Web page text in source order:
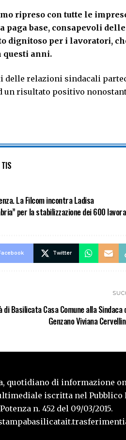
ripreso con tutte le
paga base, consapevoli delle
dignitoso per i lavoratori,
questi anni.
delle relazioni sindacali
un risultato positivo
La Filcom incontra Ladisa
per la stabilizzazione dei 600
Twitter
Basilicata Casa Comune alla Sindaca
Genzano Viviana
quotidiano di informazione
iscritta nel Pubblico
n. 452 del 09/03/2015.